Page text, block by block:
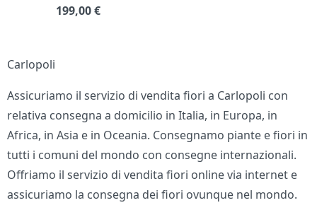
199,00 €
Carlopoli
Assicuriamo il servizio di vendita fiori a Carlopoli con
relativa consegna a domicilio in Italia, in Europa, in
Africa, in Asia e in Oceania. Consegnamo piante e fiori in
tutti i comuni del mondo con consegne internazionali.
Offriamo il servizio di vendita fiori online via internet e
assicuriamo la consegna dei fiori ovunque nel mondo.